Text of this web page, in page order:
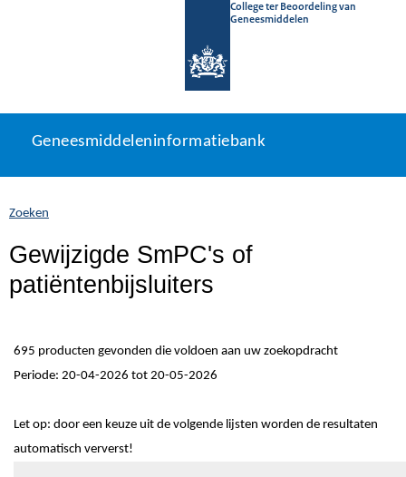
College ter Beoordeling van
Geneesmiddelen
naar
Geneesmiddeleninformatiebank
U
zich
hier:
Geneesmiddeleninformatiebank
Zoeken
Gewijzigde SmPC's of
patiëntenbijsluiters
695 producten gevonden die voldoen aan uw zoekopdracht
Periode: 20-04-2026 tot 20-05-2026
Let op: door een keuze uit de volgende lijsten worden de resultaten
automatisch ververst!